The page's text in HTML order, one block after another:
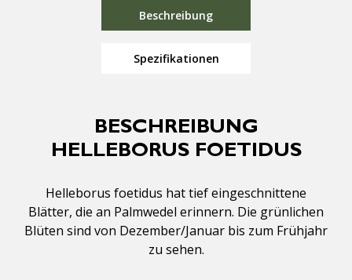
Beschreibung
Spezifikationen
BESCHREIBUNG
HELLEBORUS FOETIDUS
Helleborus foetidus hat tief eingeschnittene
Blätter, die an Palmwedel erinnern. Die grünlichen
Blüten sind von Dezember/Januar bis zum Frühjahr
zu sehen.